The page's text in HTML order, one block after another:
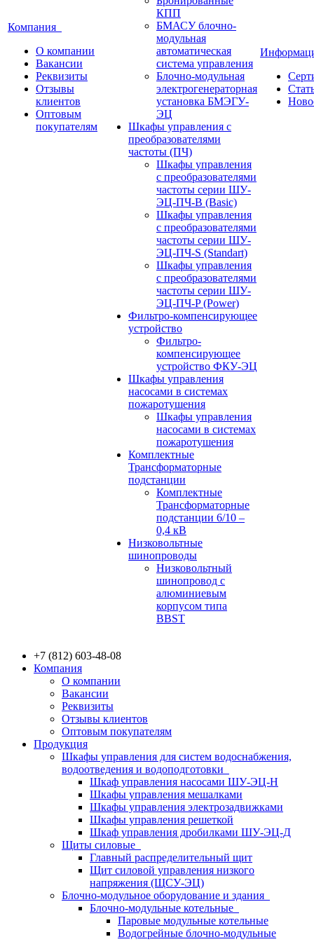
Компания
О компании
Вакансии
Реквизиты
Отзывы
клиентов
Оптовым
покупателям
КПП
БМАСУ блочно-
модульная
автоматическая
система управления
Блочно-модульная
электрогенераторная
установка БМЭГУ-
ЭЦ
Шкафы управления с
преобразователями
частоты (ПЧ)
Шкафы управления
с преобразователями
частоты серии ШУ-
ЭЦ-ПЧ-В (Basic)
Шкафы управления
с преобразователями
частоты серии ШУ-
ЭЦ-ПЧ-S (Standart)
Шкафы управления
с преобразователями
частоты серии ШУ-
ЭЦ-ПЧ-P (Power)
Фильтро-компенсирующее
устройство
Фильтро-
компенсирующее
устройство ФКУ-ЭЦ
Шкафы управления
насосами в системах
пожаротушения
Шкафы управления
насосами в системах
пожаротушения
Комплектные
Трансформаторные
подстанции
Комплектные
Трансформаторные
подстанции 6/10 –
0,4 кВ
Низковольтные
шинопроводы
Низковольтный
шинопровод с
алюминиевым
корпусом типа
BBST
+7 (812) 603-48-08
Компания
О компании
Вакансии
Реквизиты
Отзывы клиентов
Оптовым покупателям
Продукция
Шкафы управления для систем водоснабжения,
водоотведения и водоподготовки
Шкаф управления насосами ШУ-ЭЦ-Н
Шкафы управления мешалками
Шкафы управления электрозадвижками
Шкафы управления решеткой
Шкаф управления дробилками ШУ-ЭЦ-Д
Щиты силовые
Главный распределительный щит
Щит силовой управления низкого
напряжения (ЩСУ-ЭЦ)
Блочно-модульное оборудование и здания
Блочно-модульные котельные
Паровые модульные котельные
Водогрейные блочно-модульные